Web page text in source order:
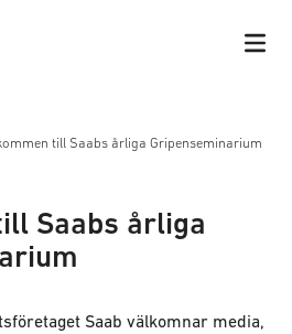
till Saabs årliga Gripenseminarium
Saabs årliga
Saab välkomnar media,